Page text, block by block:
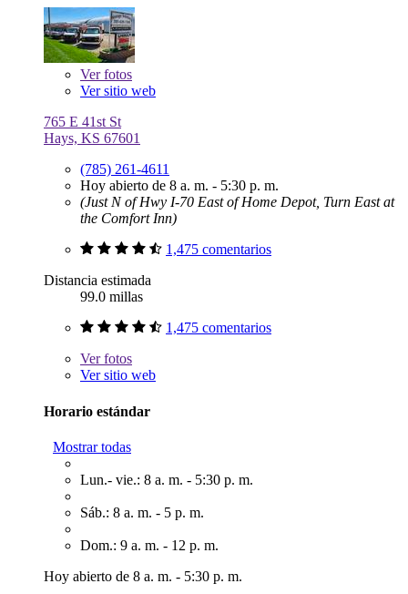
Verfotos
Ver sitio web
765 E 41st St
Hays, KS 67601
(785) 261-4611
Hoy abierto de 8 a. m. - 5:30 p. m.
(Just N of Hwy I-70 East of Home Depot, Turn East at
the Comfort Inn)
1,475 comentarios
Distancia estimada
99.0 millas
1,475 comentarios
Verfotos
Ver sitio web
Horario estándar
Mostrar todas
Lun.- vie.: 8 a. m. - 5:30 p. m.
Sáb.: 8 a. m. - 5 p. m.
Dom.: 9 a. m. - 12 p. m.
Hoy abierto de 8 a. m. - 5:30 p. m.